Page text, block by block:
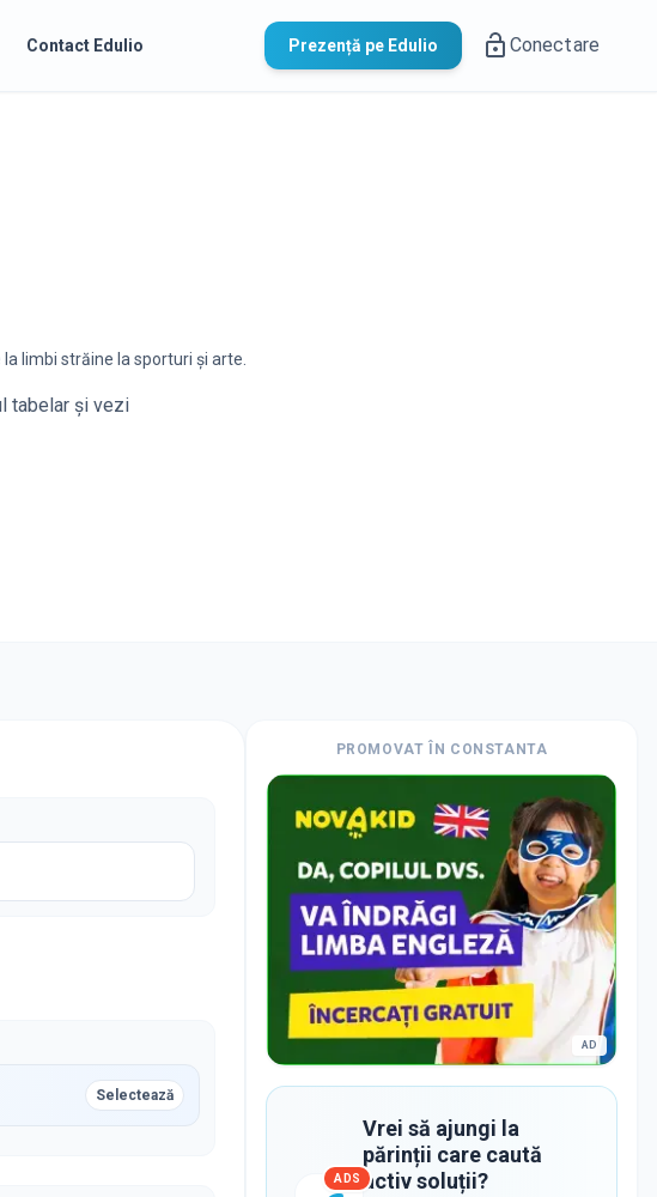
Contact Edulio Prezență pe Edulio Conectare
limbi străine la sporturi și arte.
tabelar și vezi
Selectează
PROMOVAT ÎN CONSTANTA
AD
ADS
Vrei să ajungi la
părinții care caută
activ soluții?